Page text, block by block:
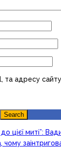
та адресу
Search
цієї миті”:
чому